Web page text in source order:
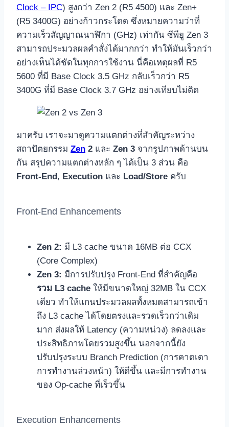
Clock – IPC) สูงกว่า Zen 2 (R5 4500) และ Zen+
(R5 3400G) อย่างก้าวกระโดด ซึ่งหมายความว่าที่
ความเร็วสัญญาณนาฬิกา (GHz) เท่ากัน ซีพียู Zen 3
สามารถประมวลผลคำสั่งได้มากกว่า ทำให้มันเร็วกว่า
อย่างเห็นได้ชัดในทุกการใช้งาน นี่คือเหตุผลที่ R5
5600 ที่มี Base Clock 3.5 GHz กลับเร็วกว่า R5
3400G ที่มี Base Clock 3.7 GHz อย่างเทียบไม่ติด
มาครับ เราจะมาดูความแตกต่างที่สำคัญระหว่าง
สถาปัตยกรรม Zen 2 และ Zen 3 จากรูปภาพด้านบน
กัน สรุปความแตกต่างหลัก ๆ ได้เป็น 3 ส่วน คือ
Front-End, Execution และ Load/Store ครับ
Front-End Enhancements
Zen 2: มี L3 cache ขนาด 16MB ต่อ CCX
(Core Complex)
Zen 3: มีการปรับปรุง Front-End ที่สำคัญคือ
รวม L3 cache ให้มีขนาดใหญ่ 32MB ใน CCX
เดียว ทำให้แกนประมวลผลทั้งหมดสามารถเข้า
ถึง L3 cache ได้โดยตรงและรวดเร็วกว่าเดิม
มาก ส่งผลให้ Latency (ความหน่วง) ลดลงและ
ประสิทธิภาพโดยรวมสูงขึ้น นอกจากนี้ยัง
ปรับปรุงระบบ Branch Prediction (การคาดเดา
การทำงานล่วงหน้า) ให้ดีขึ้น และมีการทำงาน
ของ Op-cache ที่เร็วขึ้น
Execution Enhancements